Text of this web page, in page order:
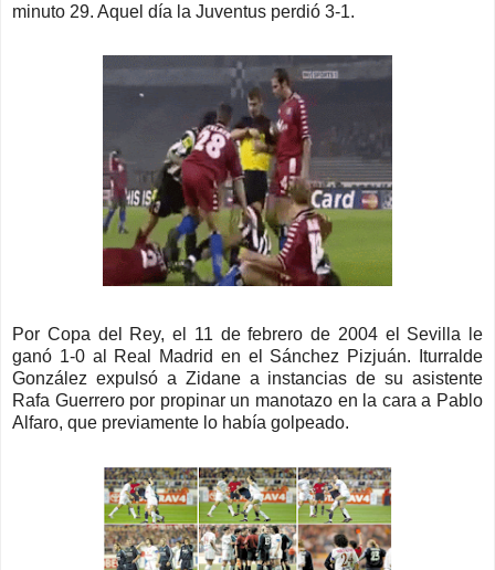
minuto 29. Aquel día la Juventus perdió 3-1.
Por Copa del Rey, el 11 de febrero de 2004 el Sevilla le
ganó 1-0 al Real Madrid en el Sánchez Pizjuán. Iturralde
González expulsó a Zidane a instancias de su asistente
Rafa Guerrero por propinar un manotazo en la cara a Pablo
Alfaro, que previamente lo había golpeado.